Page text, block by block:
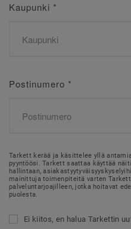
Kaupunki *
Postinumero *
Tarkett kerää ja käsittelee yllä
pyyntöösi. Tarkett saattaa käyttää
hallintaan,
mainittuja toimenpiteitä varten
palveluntarjoajilleen, jotka hoitavat
puolesta.
Ei kiitos, en halua Tarkettin